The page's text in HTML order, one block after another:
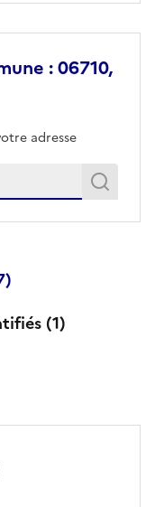
: 06710,
adresse
exacte
)
(1)